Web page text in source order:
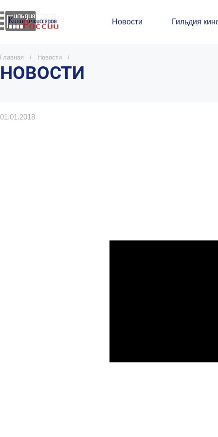
Новости Гильдия
Главная / Новости /
НОВОСТИ
01.01.2018